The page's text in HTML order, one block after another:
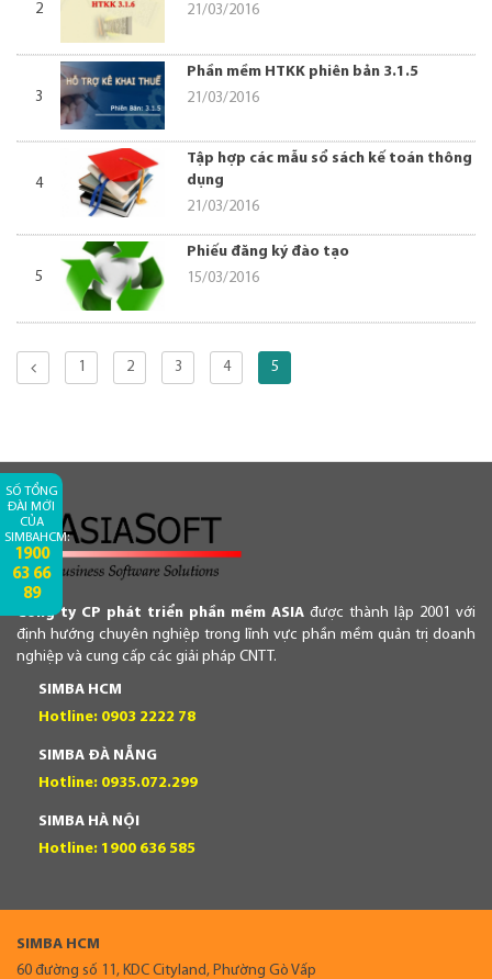
2
21/03/2016
3
Phần mềm HTKK phiên bản 3.1.5
21/03/2016
4
Tập hợp các mẫu sổ sách kế toán thông
dụng
21/03/2016
5
Phiếu đăng ký đào tạo
15/03/2016
1 2 3 4 5
Công ty CP phát triển phần mềm ASIA được thành lập 2001 với
định hướng chuyên nghiệp trong lĩnh vực phần mềm quản trị doanh
nghiệp và cung cấp các giải pháp CNTT.
SIMBA HCM
Hotline: 0903 2222 78
SIMBA ĐÀ NẴNG
Hotline: 0935.072.299
SIMBA HÀ NỘI
Hotline: 1900 636 585
SIMBA HCM
60 đường số 11, KDC Cityland, Phường Gò Vấp
SỐ TỔNG
ĐÀI MỚI
CỦA
SIMBAHCM:
1900
63 66
89